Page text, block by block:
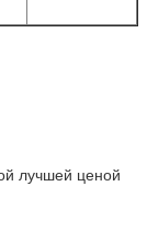
лучшей ценой